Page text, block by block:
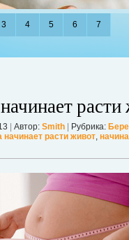
грудь без
Давайте же подробнее
3 4 5 6 7
Автор: Smith Рубрика:
начинает расти живот,